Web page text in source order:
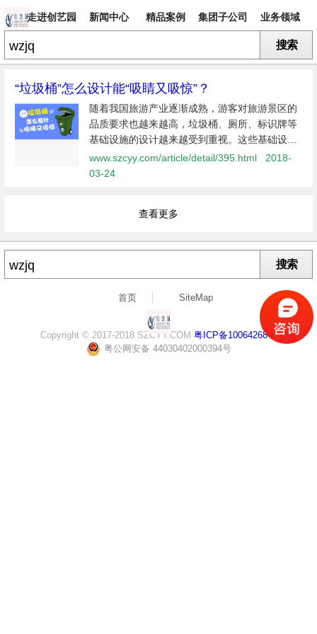
走进创艺园 新闻中心 精品案例 集团子公司 业务领域
搜索
“垃圾桶”怎么设计能“吸睛又吸惊”？
随着我国旅游产业逐渐成熟，游客对旅游景区的
品质要求也越来越高，垃圾桶、厕所、标识牌等
基础设施的设计越来越受到重视。这些基础设施
的好坏，直接影响了游客对景区的印象。 垃圾桶
在众多的景区设施中，算不上最重要，因此也往
www.szcyy.com/article/detail/395.html
2018-
03-24
查看更多
搜索
首页 SiteMap
Copyright © 2017-2018 SZCYY.COM 粤ICP备10064268号
粤公网安备 44030402000394号